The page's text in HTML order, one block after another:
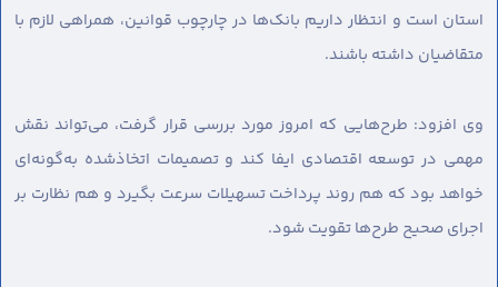
استان است و انتظار داریم بانک‌ها در چارچوب قوانین، همراهی لازم با
متقاضیان داشته باشند.
وی افزود: طرح‌هایی که امروز مورد بررسی قرار گرفت، می‌تواند نقش
مهمی در توسعه اقتصادی ایفا کند و تصمیمات اتخاذشده به‌گونه‌ای
خواهد بود که هم روند پرداخت تسهیلات سرعت بگیرد و هم نظارت بر
اجرای صحیح طرح‌ها تقویت شود.